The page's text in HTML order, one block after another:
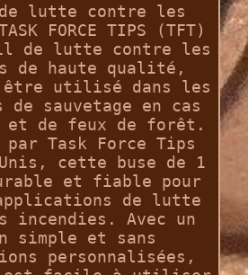
de lutte contre les
FORCE TIPS (TFT)
de lutte contre les
de haute qualité,
être utilisé dans les
sauvetage en cas
et de feux de forêt.
par Task Force Tips
cette buse de 1
et fiable pour
de lutte
incendies. Avec un
simple et sans
personnalisées,